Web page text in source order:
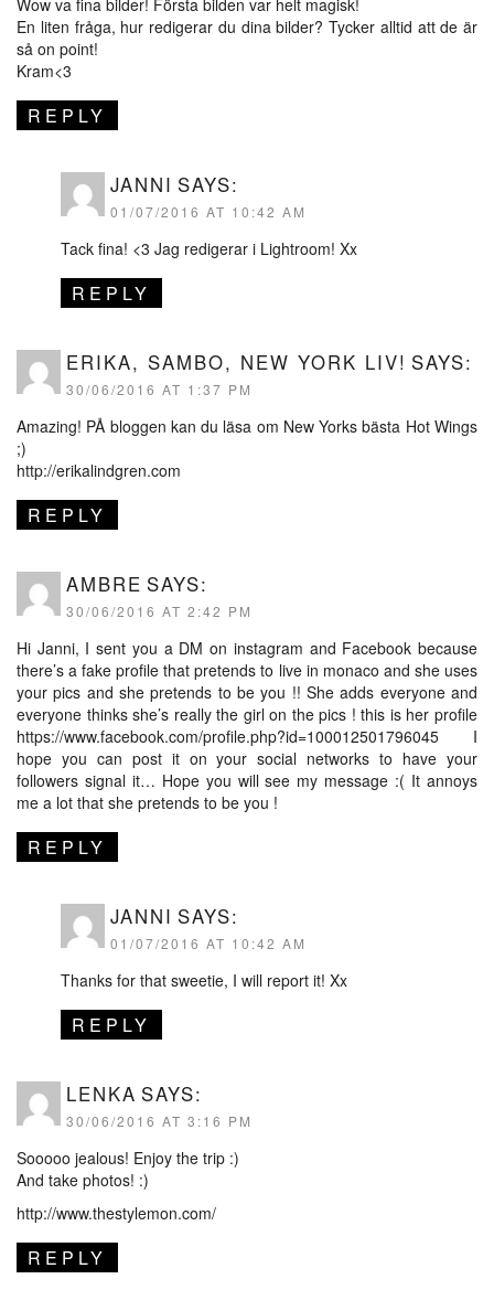
En liten fråga, hur redigerar du dina bilder? Tycker alltid att de är
så on point!
Kram<3
REPLY
JANNI SAYS:
01/07/2016 AT 10:42 AM
Tack fina! <3 Jag redigerar i Lightroom! Xx
REPLY
ERIKA, SAMBO, NEW YORK LIV! SAYS:
30/06/2016 AT 1:37 PM
Amazing! PÅ bloggen kan du läsa om New Yorks bästa Hot Wings
;)
http://erikalindgren.com
REPLY
AMBRE SAYS:
30/06/2016 AT 2:42 PM
Hi Janni, I sent you a DM on instagram and Facebook because
there’s a fake profile that pretends to live in monaco and she uses
your pics and she pretends to be you !! She adds everyone and
everyone thinks she’s really the girl on the pics ! this is her profile
https://www.facebook.com/profile.php?id=100012501796045 I
hope you can post it on your social networks to have your
followers signal it… Hope you will see my message :( It annoys
me a lot that she pretends to be you !
REPLY
JANNI SAYS:
01/07/2016 AT 10:42 AM
Thanks for that sweetie, I will report it! Xx
REPLY
LENKA SAYS:
30/06/2016 AT 3:16 PM
Sooooo jealous! Enjoy the trip :)
And take photos! :)
http://www.thestylemon.com/
REPLY